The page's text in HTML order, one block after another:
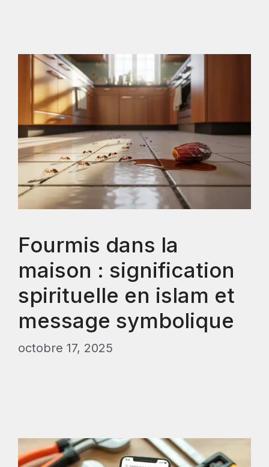
Fourmis dans la
maison : signification
spirituelle en islam et
message symbolique
octobre 17, 2025